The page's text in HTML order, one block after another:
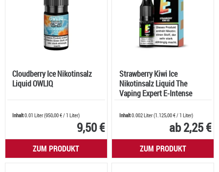
Cloudberry Ice Nikotinsalz
Liquid OWLIQ
Inhalt0.01 Liter(950,00 €/ 1 Liter)
9,50 €
ZUM PRODUKT
Strawberry Kiwi Ice
Nikotinsalz Liquid The
Vaping Expert E-Intense
Inhalt0.002 Liter(1.125,00 €/ 1 Liter)
ab 2,25 €
ZUM PRODUKT